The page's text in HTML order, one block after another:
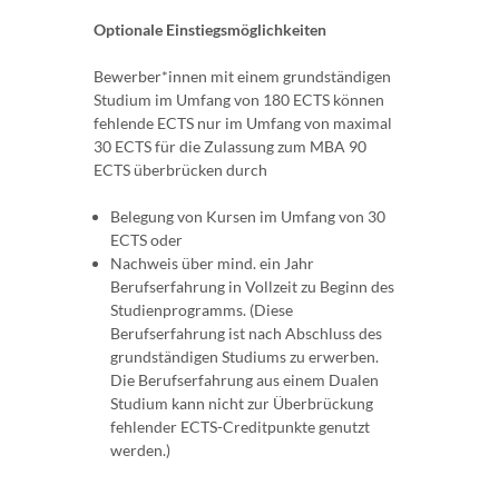
Optionale Einstiegsmöglichkeiten
Bewerber*innen mit einem grundständigen
Studium im Umfang von 180 ECTS können
fehlende ECTS nur im Umfang von maximal
30 ECTS für die Zulassung zum MBA 90
ECTS überbrücken durch
Belegung von Kursen im Umfang von 30
ECTS oder
Nachweis über mind. ein Jahr
Berufserfahrung in Vollzeit zu Beginn des
Studienprogramms. (Diese
Berufserfahrung ist nach Abschluss des
grundständigen Studiums zu erwerben.
Die Berufserfahrung aus einem Dualen
Studium kann nicht zur Überbrückung
fehlender ECTS-Creditpunkte genutzt
werden.)